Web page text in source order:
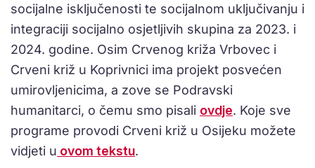
socijalne isključenosti te socijalnom uključivanju i
integraciji socijalno osjetljivih skupina za 2023. i
2024. godine. Osim Crvenog križa Vrbovec i
Crveni križ u Koprivnici ima projekt posvećen
umirovljenicima, a zove se Podravski
humanitarci, o čemu smo pisali ovdje. Koje sve
programe provodi Crveni križ u Osijeku možete
vidjeti u ovom tekstu.